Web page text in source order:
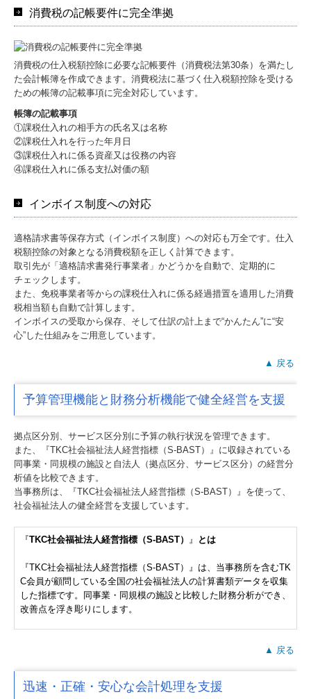
消費税の記帳要件に完全準拠
消費税の仕入税額控除に必要な記帳要件（消費税法第30条）を満たし
た会計帳簿を作成できます。消費税法に基づく仕入税額控除を受ける
ための帳簿の記載事項に完全対応しています。
帳簿の記載事項
①課税仕入れの相手方の氏名又は名称
②課税仕入れを行った年月日
③課税仕入れに係る資産又は役務の内容
④課税仕入れに係る支払対価の額
インボイス制度への対応
適格請求書等保存方式（インボイス制度）への対応も万全です。仕入
税額控除の対象となる消費税額を正しく計算できます。
取引先が「適格請求書発行事業者」かどうかを自動で、定期的に
チェックします。
また、免税事業者等からの課税仕入れに係る経過措置を適用した消費
税相当額も自動で計算します。
インボイスの受取から保存、そして仕訳の計上まで“かんたん”に“安
心”した仕組みをご用意しています。
▲ 戻る
予算管理機能と財務分析機能で健全経営を支援
拠点区分別、サービス区分別に予算の執行状況を管理できます。
また、『TKC社会福祉法人経営指標（S-BAST）』に収録されている
同事業・同規模の施設と自法人（拠点区分、サービス区分）の経営分
析値を比較できます。
当事務所は、『TKC社会福祉法人経営指標（S-BAST）』を使って、
社会福祉法人の健全経営を支援しています。
『TKC社会福祉法人経営指標（S-BAST） 』 とは
『TKC社会福祉法人経営指標（S-BAST）』は、当事務所を含むTK
C会員が顧問している全国の社会福祉法人の計算書類データを収集
した指標です。同事業・同規模の施設と比較した財務分析ができ、
改善点を浮き彫りにします。
▲ 戻る
迅速・正確・安心な会計処理を支援